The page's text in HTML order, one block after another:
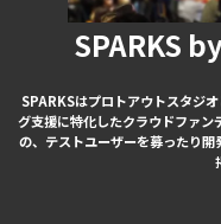
SPARKS
SPARKSはプロトアウトスタジ
グ支援に特化したクラウドファン
の、テストユーザーを募ったり